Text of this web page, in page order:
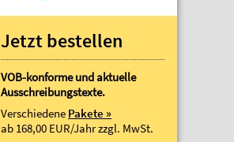
Jetzt bestellen
VOB-konforme und aktuelle
Ausschreibungstexte.
Verschiedene Pakete »
ab 168,00 EUR/Jahrzzgl. MwSt.